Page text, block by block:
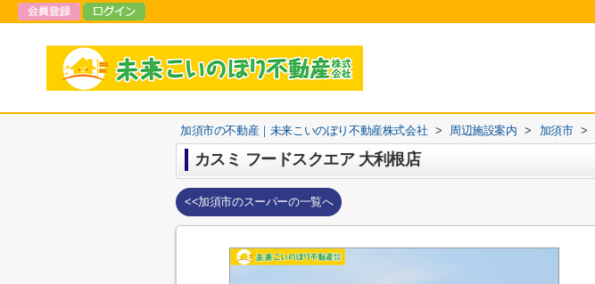
加須市の不動産｜未来こいのぼり不動産株式会社 > 周辺施設案内 > 加須市 >
カスミ フードスクエア 大利根店
<<加須市のスーパーの一覧へ